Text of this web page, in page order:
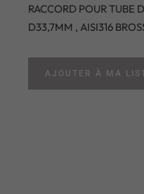
RACCORD POUR TUBE
D33,7MM , AISI316
AJOUTER À MA